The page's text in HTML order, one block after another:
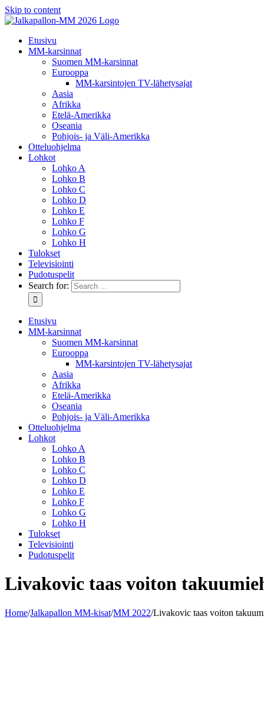
Skip to content
Etusivu
MM-karsinnat
Suomen MM-karsinnat
Eurooppa
MM-karsintojen TV-lähetysajat
Aasia
Afrikka
Etelä-Amerikka
Oseania
Pohjois- ja Väli-Amerikka
Otteluohjelma
Lohkot
Lohko A
Lohko B
Lohko C
Lohko D
Lohko E
Lohko F
Lohko G
Lohko H
Tulokset
Televisiointi
Pudotuspelit
Search for:
Etusivu
MM-karsinnat
Suomen MM-karsinnat
Eurooppa
MM-karsintojen TV-lähetysajat
Aasia
Afrikka
Etelä-Amerikka
Oseania
Pohjois- ja Väli-Amerikka
Otteluohjelma
Lohkot
Lohko A
Lohko B
Lohko C
Lohko D
Lohko E
Lohko F
Lohko G
Lohko H
Tulokset
Televisiointi
Pudotuspelit
Livakovic taas voiton
Home/Jalkapallon MM-kisat/MM 2022/Livakovic taas voiton